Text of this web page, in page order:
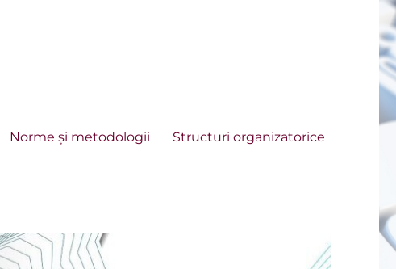
Norme și metodologii Structuri organizatorice